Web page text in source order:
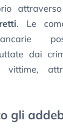
. Le
dai
gli